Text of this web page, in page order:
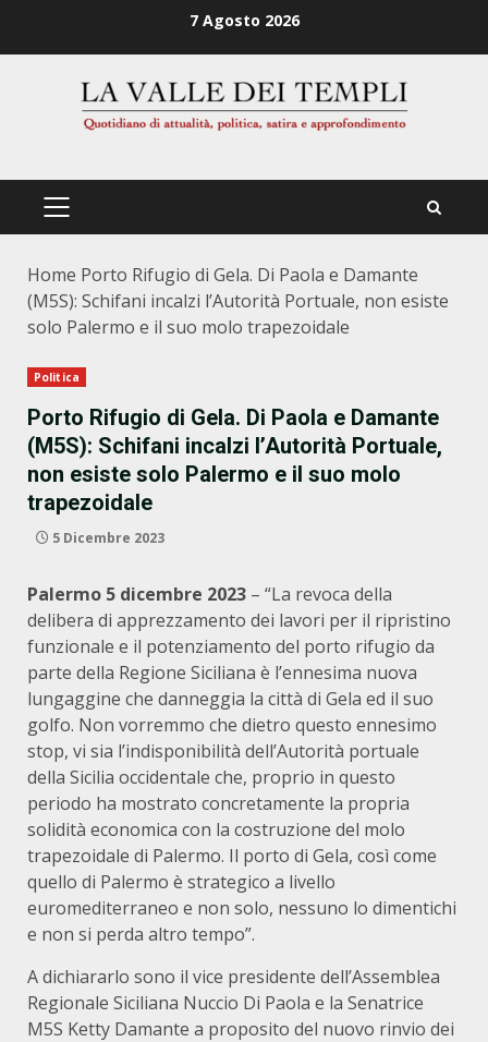
7 Agosto 2026
PRIMÄRES
Home Porto Rifugio di Gela. Di Paola e Damante
(M5S): Schifani incalzi l’Autorità Portuale, non esiste
solo Palermo e il suo molo trapezoidale
Politica
Porto Rifugio di Gela. Di Paola e Damante
(M5S): Schifani incalzi l’Autorità Portuale,
non esiste solo Palermo e il suo molo
trapezoidale
5 Dicembre 2023
Palermo 5 dicembre 2023 – “La revoca della
delibera di apprezzamento dei lavori per il ripristino
funzionale e il potenziamento del porto rifugio da
parte della Regione Siciliana è l’ennesima nuova
lungaggine che danneggia la città di Gela ed il suo
golfo. Non vorremmo che dietro questo ennesimo
stop, vi sia l’indisponibilità dell’Autorità portuale
della Sicilia occidentale che, proprio in questo
periodo ha mostrato concretamente la propria
solidità economica con la costruzione del molo
trapezoidale di Palermo. Il porto di Gela, così come
quello di Palermo è strategico a livello
euromediterraneo e non solo, nessuno lo dimentichi
e non si perda altro tempo”.
A dichiararlo sono il vice presidente dell’Assemblea
Regionale Siciliana Nuccio Di Paola e la Senatrice
M5S Ketty Damante a proposito del nuovo rinvio dei